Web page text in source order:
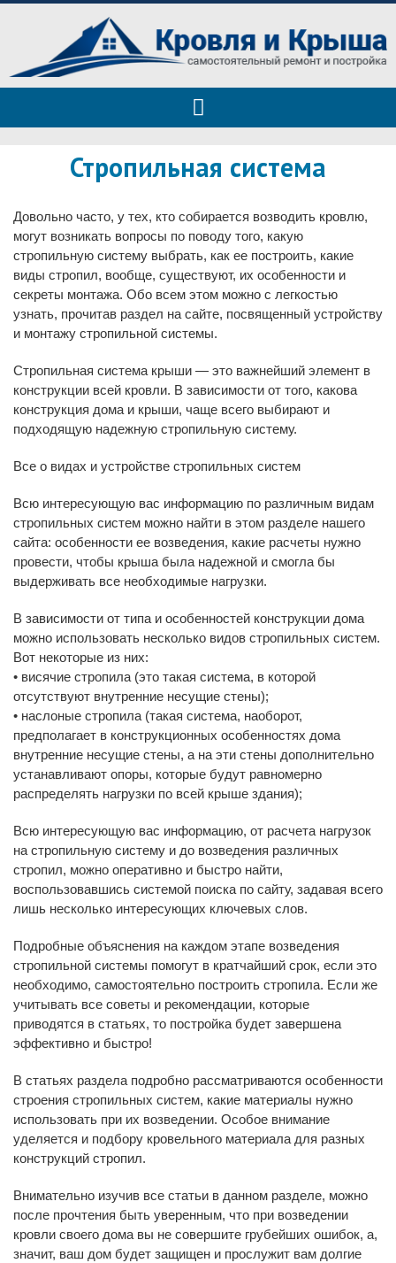
Roof tops — только полезные
советы
Полезные советы при строительстве дома и ремонте
Стропильная система
Довольно часто, у тех, кто собирается возводить кровлю,
могут возникать вопросы по поводу того, какую
стропильную систему выбрать, как ее построить, какие
виды стропил, вообще, существуют, их особенности и
секреты монтажа. Обо всем этом можно с легкостью
узнать, прочитав раздел на сайте, посвященный устройству
и монтажу стропильной системы.
Стропильная система крыши — это важнейший элемент в
конструкции всей кровли. В зависимости от того, какова
конструкция дома и крыши, чаще всего выбирают и
подходящую надежную стропильную систему.
Все о видах и устройстве стропильных систем
Всю интересующую вас информацию по различным видам
стропильных систем можно найти в этом разделе нашего
сайта: особенности ее возведения, какие расчеты нужно
провести, чтобы крыша была надежной и смогла бы
выдерживать все необходимые нагрузки.
В зависимости от типа и особенностей конструкции дома
можно использовать несколько видов стропильных систем.
Вот некоторые из них:
• висячие стропила (это такая система, в которой
отсутствуют внутренние несущие стены);
• наслоные стропила (такая система, наоборот,
предполагает в конструкционных особенностях дома
внутренние несущие стены, а на эти стены дополнительно
устанавливают опоры, которые будут равномерно
распределять нагрузки по всей крыше здания);
Всю интересующую вас информацию, от расчета нагрузок
на стропильную систему и до возведения различных
стропил, можно оперативно и быстро найти,
воспользовавшись системой поиска по сайту, задавая всего
лишь несколько интересующих ключевых слов.
Подробные объяснения на каждом этапе возведения
стропильной системы помогут в кратчайший срок, если это
необходимо, самостоятельно построить стропила. Если же
учитывать все советы и рекомендации, которые
приводятся в статьях, то постройка будет завершена
эффективно и быстро!
В статьях раздела подробно рассматриваются особенности
строения стропильных систем, какие материалы нужно
использовать при их возведении. Особое внимание
уделяется и подбору кровельного материала для разных
конструкций стропил.
Внимательно изучив все статьи в данном разделе, можно
после прочтения быть уверенным, что при возведении
кровли своего дома вы не совершите грубейших ошибок, а,
значит, ваш дом будет защищен и прослужит вам долгие